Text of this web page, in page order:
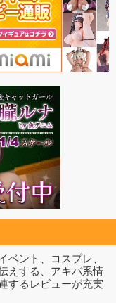
ベント、コスプレ、
えする、アキバ系情
するレビューが充実